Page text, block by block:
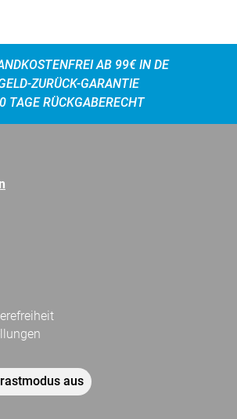
AB 99€ IN DE
ZURÜCK-GARANTIE
TAGE RÜCKGABERECHT
aus